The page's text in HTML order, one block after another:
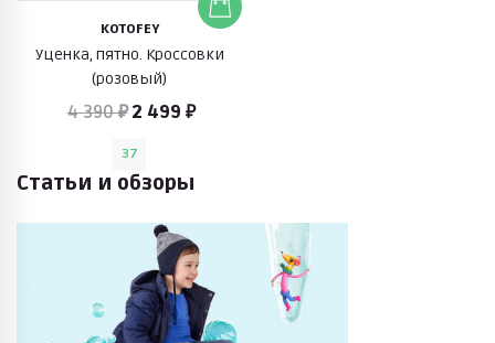
KOTOFEY
Уценка, пятно. Кроссовки
(розовый)
4 390 ₽ 2 499 ₽
37
Статьи и обзоры